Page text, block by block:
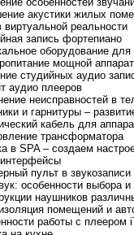
акустики жилых
виртуальной реальности
запись фортепиано
оборудование для
мощной
студийных аудио
аудио плееров
неисправностей в
и гарнитуры –
кабель для
трансформатора
в SPA – создаем
пульт в звукозаписи
особенности выбора
наушников
помещений и
работы с плеером